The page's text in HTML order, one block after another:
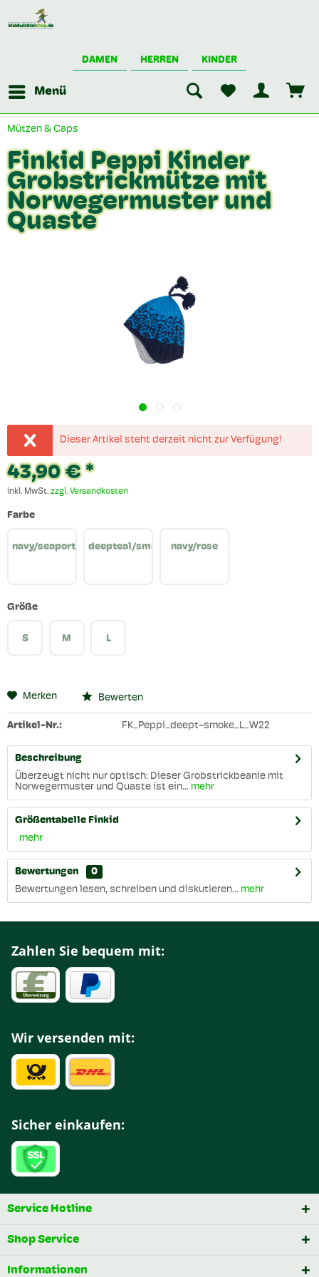
DAMEN HERREN KINDER
Menü
Mützen & Caps
Finkid Peppi Kinder
Grobstrickmütze mit
Norwegermuster und
Quaste
Dieser Artikel steht derzeit nicht zur Verfügung!
43,90 € *
inkl. MwSt. zzgl. Versandkosten
Farbe
navy/seaport deepteal/smokebluenavy/rose
Größe
S M L
Merken Bewerten
Artikel-Nr.: FK_Peppi_deept-smoke_L_W22
Beschreibung
Überzeugt nicht nur optisch: Dieser Grobstrickbeanie mit
Norwegermuster und Quaste ist ein... mehr
Größentabelle Finkid
mehr
Bewertungen
0
Bewertungen lesen, schreiben und diskutieren... mehr
Zahlen Sie bequem mit:
Wir versenden mit:
Sicher einkaufen:
Service Hotline
Shop Service
Informationen